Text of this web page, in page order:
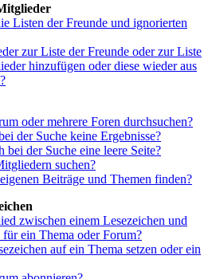
Listen der Freunde und ignorierten
zur Liste der Freunde oder zur Liste
hinzufügen oder diese wieder aus
oder mehrere Foren durchsuchen?
der Suche keine Ergebnisse?
bei der Suche eine leere Seite?
suchen?
Beiträge und Themen finden?
zwischen einem Lesezeichen und
ein Thema oder Forum?
auf ein Thema setzen oder ein